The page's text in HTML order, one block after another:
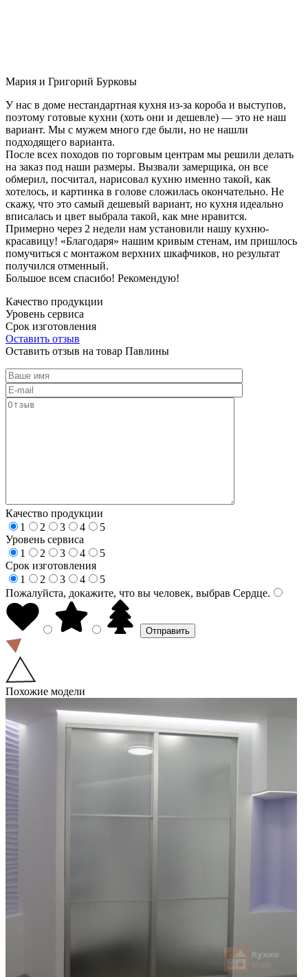
Мария и Григорий Бурковы
У нас в доме нестандартная кухня из-за короба и выступов,
поэтому готовые кухни (хоть они и дешевле) — это не наш
вариант. Мы с мужем много где были, но не нашли
подходящего варианта.
После всех походов по торговым центрам мы решили делать
на заказ под наши размеры. Вызвали замерщика, он все
обмерил, посчитал, нарисовал кухню именно такой, как
хотелось, и картинка в голове сложилась окончательно. Не
скажу, что это самый дешевый вариант, но кухня идеально
вписалась и цвет выбрала такой, как мне нравится.
Примерно через 2 недели нам установили нашу кухню-
красавицу! «Благодаря» нашим кривым стенам, им пришлось
помучиться с монтажом верхних шкафчиков, но результат
получился отменный.
Большое всем спасибо! Рекомендую!
Качество продукции
Уровень сервиса
Срок изготовления
Оставить отзыв
Оставить отзыв на товар Павлины
Качество продукции
1
2 3 4
5
Уровень сервиса
1
2 3 4
5
Срок изготовления
1
2 3 4
5
Пожалуйста, докажите, что вы человек, выбрав Сердце.
Похожие модели